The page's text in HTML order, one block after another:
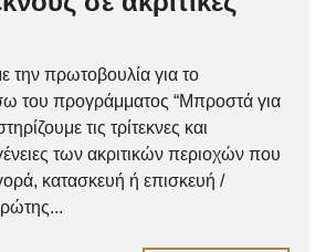
την πρωτοβουλία για το
του προγράμματος “Μπροστά για
τις τρίτεκνες και
των ακριτικών περιοχών που
κατασκευή ή επισκευή /